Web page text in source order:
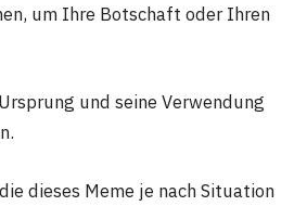
um Ihre Botschaft oder Ihren
und seine Verwendung
dieses Meme je nach Situation